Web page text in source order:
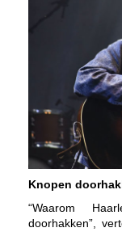
Knopen
“Waarom
doorhakken”,